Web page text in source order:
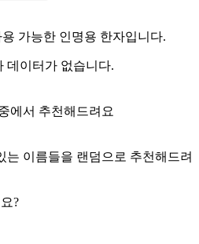
가능한 인명용 한자입니다.
데이터가 없습니다.
에서 추천해드려요
는 이름들을 랜덤으로 추천해드려
?